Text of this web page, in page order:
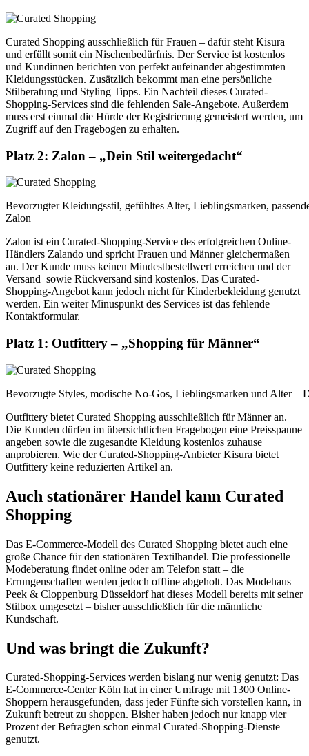
Curated Shopping ausschließlich für Frauen – dafür steht Kisura
und erfüllt somit ein Nischenbedürfnis. Der Service ist kostenlos
und Kundinnen berichten von perfekt aufeinander abgestimmten
Kleidungsstücken. Zusätzlich bekommt man eine persönliche
Stilberatung und Styling Tipps. Ein Nachteil dieses Curated-
Shopping-Services sind die fehlenden Sale-Angebote. Außerdem
muss erst einmal die Hürde der Registrierung gemeistert werden, um
Zugriff auf den Fragebogen zu erhalten.
Platz 2: Zalon – „Dein Stil weitergedacht“
Bevorzugter Kleidungsstil, gefühltes Alter, Lieblingsmarken,
Zalon
Zalon ist ein Curated-Shopping-Service des erfolgreichen Online-
Händlers Zalando und spricht Frauen und Männer gleichermaßen
an. Der Kunde muss keinen Mindestbestellwert erreichen und der
Versand sowie Rückversand sind kostenlos. Das Curated-
Shopping-Angebot kann jedoch nicht für Kinderbekleidung genutzt
werden. Ein weiter Minuspunkt des Services ist das fehlende
Kontaktformular.
Platz 1: Outfittery – „Shopping für Männer“
Bevorzugte Styles, modische No-Gos, Lieblingsmarken und Alter –
Outfittery bietet Curated Shopping ausschließlich für Männer an.
Die Kunden dürfen im übersichtlichen Fragebogen eine Preisspanne
angeben sowie die zugesandte Kleidung kostenlos zuhause
anprobieren. Wie der Curated-Shopping-Anbieter Kisura bietet
Outfittery keine reduzierten Artikel an.
Auch stationärer Handel kann Curated
Shopping
Das E-Commerce-Modell des Curated Shopping bietet auch eine
große Chance für den stationären Textilhandel. Die professionelle
Modeberatung findet online oder am Telefon statt – die
Errungenschaften werden jedoch offline abgeholt. Das Modehaus
Peek & Cloppenburg Düsseldorf hat dieses Modell bereits mit seiner
Stilbox umgesetzt – bisher ausschließlich für die männliche
Kundschaft.
Und was bringt die Zukunft?
Curated-Shopping-Services werden bislang nur wenig genutzt: Das
E-Commerce-Center Köln hat in einer Umfrage mit 1300 Online-
Shoppern herausgefunden, dass jeder Fünfte sich vorstellen kann, in
Zukunft betreut zu shoppen. Bisher haben jedoch nur knapp vier
Prozent der Befragten schon einmal Curated-Shopping-Dienste
genutzt.